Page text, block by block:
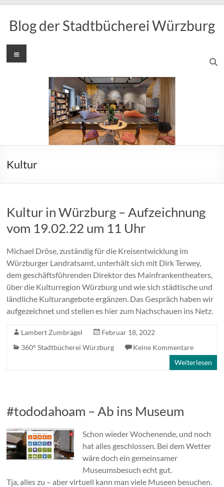
Inhalt
springen
Blog der Stadtbücherei Würzburg
Menü
Kultur
Kultur in Würzburg – Aufzeichnung
vom 19.02.22 um 11 Uhr
Michael Dröse, zuständig für die Kreisentwicklung im
Würzburger Landratsamt, unterhält sich mit Dirk Terwey,
dem geschäftsführenden Direktor des Mainfrankentheaters,
über die Kulturregion Würzburg und wie sich städtische und
ländliche Kulturangebote ergänzen. Das Gespräch haben wir
aufgezeichnet und stellen es hier zum Nachschauen ins Netz.
Lambert Zumbrägel
Februar 18, 2022
360° Stadtbücherei Würzburg
Keine Kommentare
Weiterlesen
#tododahoam – Ab ins Museum
Schon wieder Wochenende, und noch
hat alles geschlossen. Bei dem Wetter
wäre doch ein gemeinsamer
Museumsbesuch echt gut.
Tja, alles zu – aber virtuell kann man viele Museen besuchen.